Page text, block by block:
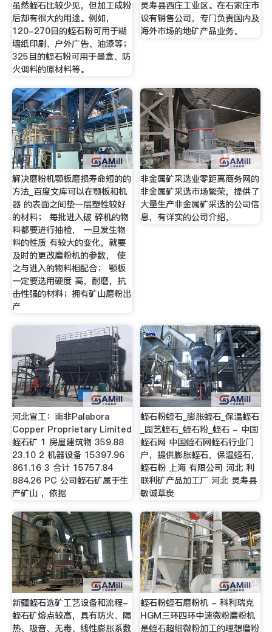
虽然蛭石比较少见，但加工成粉
后却有很大的用途。例如，
120-270目的蛭石粉可用于糊
墙纸印刷、户外广告、油漆等；
325目的蛭石粉可用于墨盒、防
火调料的原材料等。
灵寿县西庄工业区。在石家庄市
设有销售公司，专门负责国内及
海外市场的地矿产品业务。
解决磨粉机颚板磨损寿命短的的
方法_百度文库可以在颚板和机
器 的表面之间垫一层塑性较好
的材料； 每批进入破 碎机的物
料都要进行抽检， 一旦发生物
料的性质 有较大的变化，就要
及时的更改磨粉机的参数， 使
之与进入的物料相配合； 颚板
一定要选用硬度 高，耐磨，抗
击性强的材料；拥有矿山磨粉出
产
非金属矿采选业零距离商务网的
非金属矿采选市场繁荣，提供了
大量生产非金属矿采选的公司信
息，有详实的公司介绍，
河北宣工：南非Palabora
Copper Proprietary Limited
蛭石矿 1 房屋建筑物 359.88
23.10 2 机器设备 15397.96
861.16 3 合计 15757.84
884.26 PC 公司蛭石矿属于生
产矿山 ，依据
蛭石粉蛭石_膨胀蛭石_保温蛭石
_园艺蛭石_蛭石粉_蛭石 - 中国
蛭石网 中国蛭石网蛭石行业门
户，提供膨胀蛭石，保温蛭石，
蛭石粉 上海 有限公司 河北 利
联利矿产品加工厂 河北 灵寿县
敏诚草炭
新疆蛭石选矿工艺设备和流程-
蛭石矿熔点较高，具有防火、隔
热、吸音、无毒、线性膨胀系数
蛭石粉蛭石磨粉机 - 科利瑞克
HGM三环四环中速微粉磨粉机
是蛭石超细微粉加工的理想磨粉